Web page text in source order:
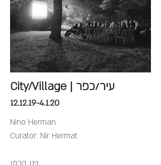
City/Village | עיר/כפר
12.12.19-4.1.20
Nino Herman
Curator: Nir Hermat
נינו הרמן